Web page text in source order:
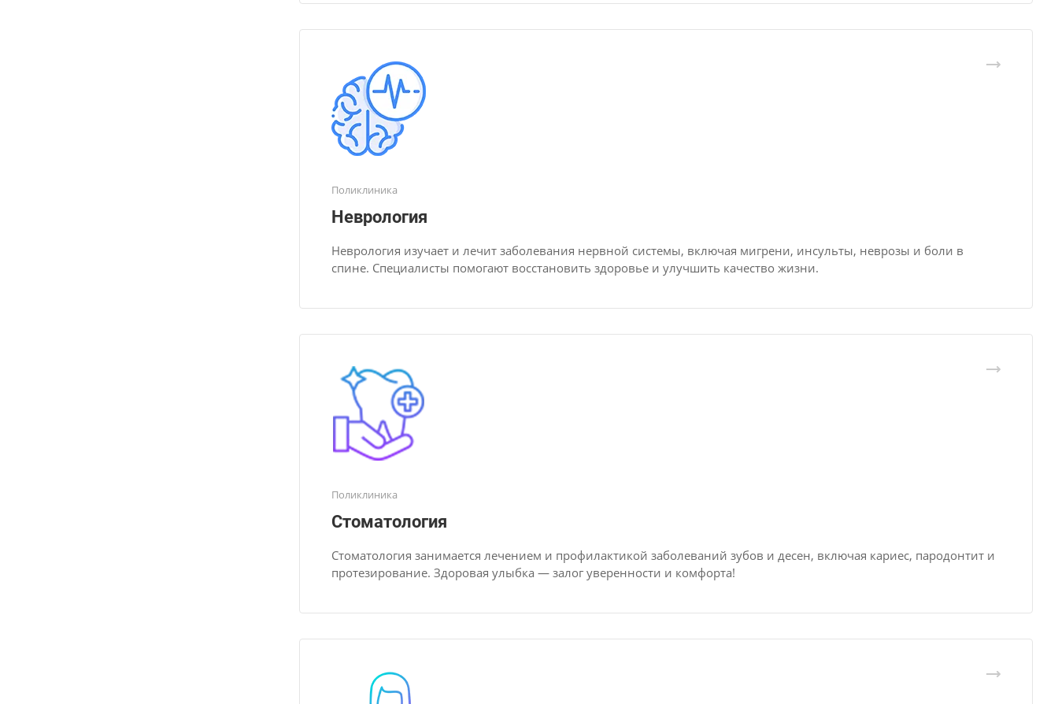
Поликлиника
Неврология
Неврология изучает и лечит заболевания нервной системы, включая мигрени, инсульты, неврозы и боли в
спине. Специалисты помогают восстановить здоровье и улучшить качество жизни.
Поликлиника
Стоматология
Стоматология занимается лечением и профилактикой заболеваний зубов и десен, включая кариес, пародонтит и
протезирование. Здоровая улыбка — залог уверенности и комфорта!